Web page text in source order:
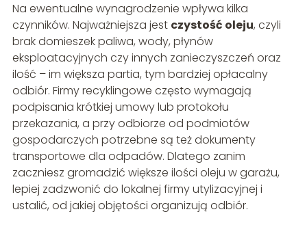
Na ewentualne wynagrodzenie wpływa kilka
czynników. Najważniejsza jest czystość oleju, czyli
brak domieszek paliwa, wody, płynów
eksploatacyjnych czy innych zanieczyszczeń oraz
ilość – im większa partia, tym bardziej opłacalny
odbiór. Firmy recyklingowe często wymagają
podpisania krótkiej umowy lub protokołu
przekazania, a przy odbiorze od podmiotów
gospodarczych potrzebne są też dokumenty
transportowe dla odpadów. Dlatego zanim
zaczniesz gromadzić większe ilości oleju w garażu,
lepiej zadzwonić do lokalnej firmy utylizacyjnej i
ustalić, od jakiej objętości organizują odbiór.